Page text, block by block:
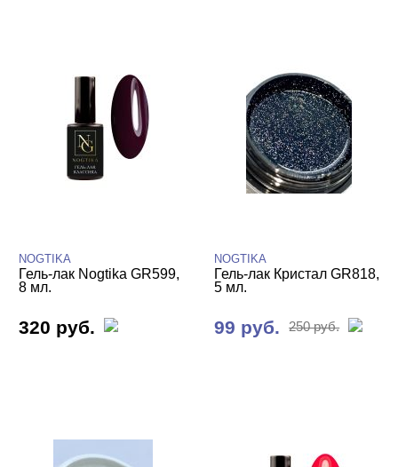
NOGTIKA
Гель-лак Nogtika GR599,
8 мл.
320 руб.
NOGTIKA
Гель-лак Кристал GR818,
5 мл.
99 руб. 250 руб.